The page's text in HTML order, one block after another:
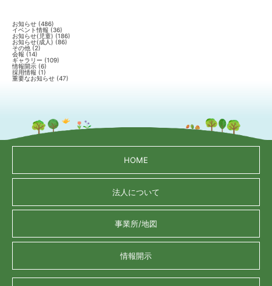
お知らせ (486)
イベント情報 (36)
お知らせ(児童) (186)
お知らせ(成人) (86)
その他 (2)
会報 (14)
ギャラリー (109)
情報開示 (6)
採用情報 (1)
重要なお知らせ (47)
HOME
法人について
事業所/地図
情報開示